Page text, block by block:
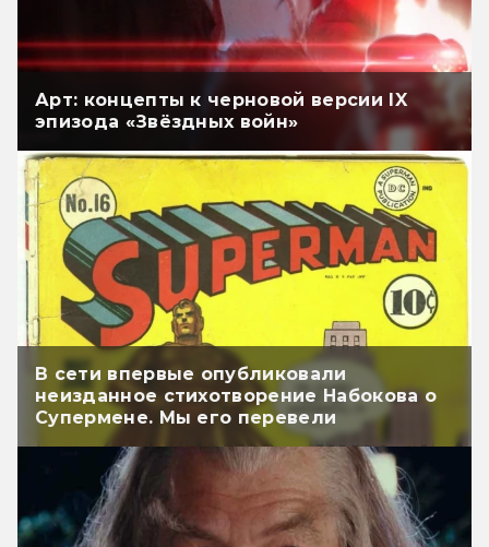
Арт: концепты к черновой версии IX
эпизода «Звёздных войн»
В сети впервые опубликовали
неизданное стихотворение Набокова о
Супермене. Мы его перевели